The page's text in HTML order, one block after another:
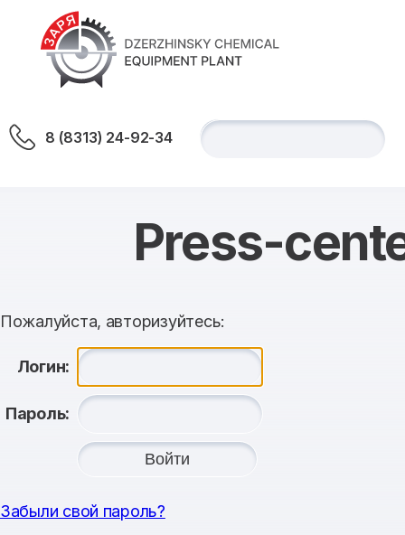
8 (8313) 24-92-34
Press-
Пожалуйста, авторизуйтесь:
Логин:
Пароль:
Забыли свой пароль?